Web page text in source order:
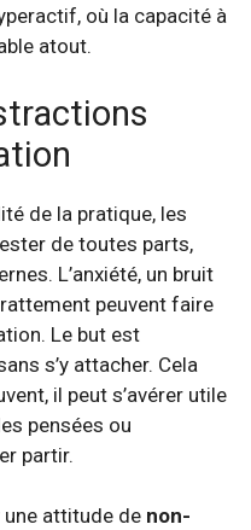
où la capacité à
atout.
de la pratique, les
de toutes parts,
L’anxiété, un bruit
peuvent faire
Le but est
s’y attacher. Cela
il peut s’avérer utile
pensées ou
partir.
attitude de non-